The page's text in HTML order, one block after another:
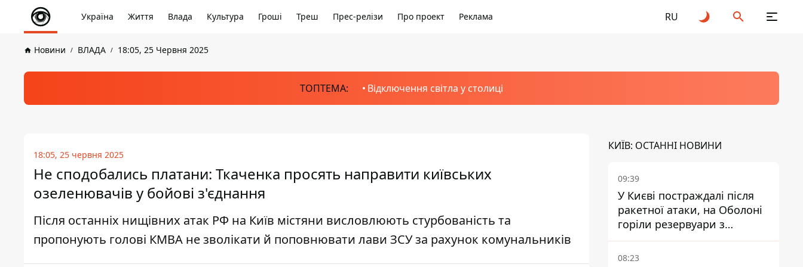
Україна Життя Влада Культура Гроші Треш Прес-релізи Про проект Реклама RU
Новини ВЛАДА 18:05, 25 Червня 2025
ТОПТЕМА: Відключення світла у столиці
18:05, 25 червня 2025
Не сподобались платани: Ткаченка просять направити київських
озеленювачів у бойові з'єднання
Після останніх нищівних атак РФ на Київ містяни висловлюють стурбованість та
пропонують голові КМВА не зволікати й поповнювати лави ЗСУ за рахунок комунальників
КИЇВ: ОСТАННІ НОВИНИ
09:39
У Києві постраждалі після
ракетної атаки, на Оболоні
горіли резервуари з
паливом
08:23